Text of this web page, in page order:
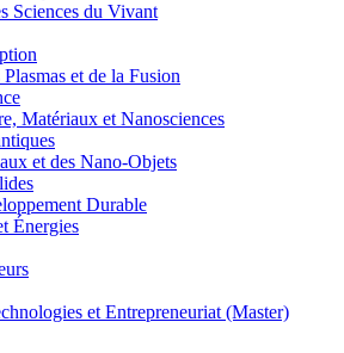
Sciences du Vivant
et de la Fusion
Matériaux et Nanosciences
et des Nano-Objets
Durable
Énergies
et Entrepreneuriat (Master)